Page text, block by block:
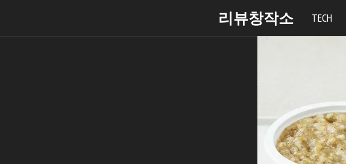
리뷰창작소 TECH